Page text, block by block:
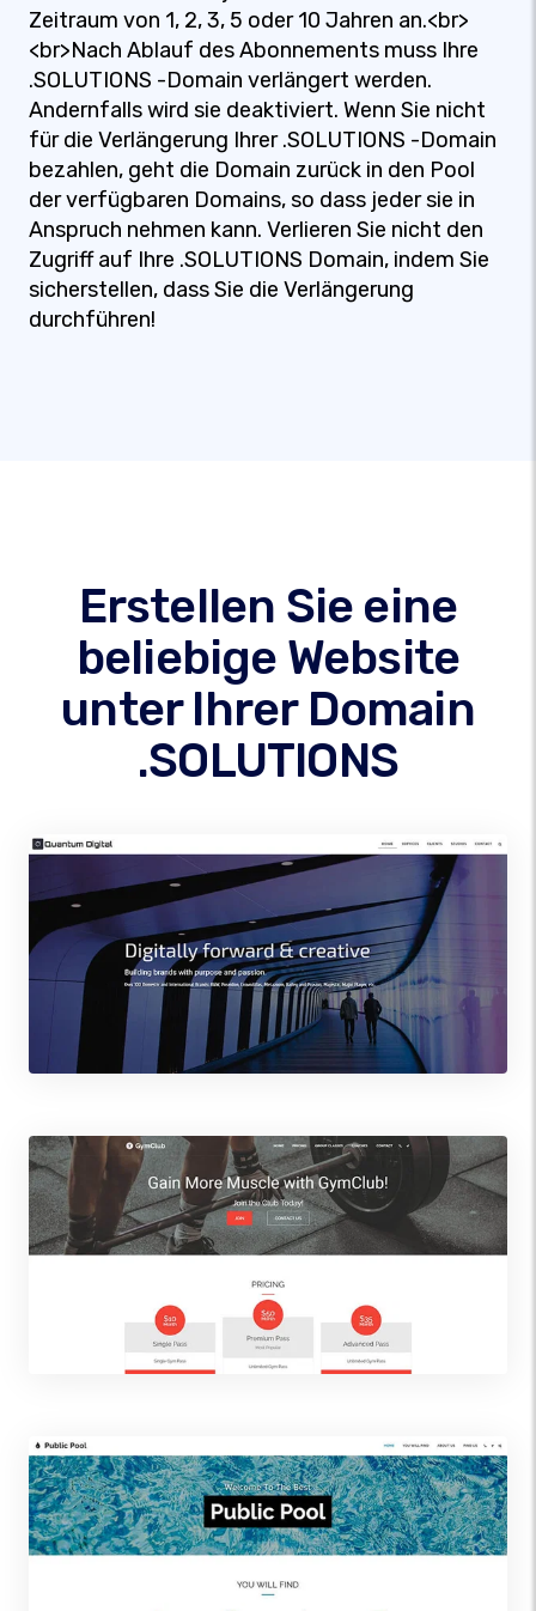
Zeitraum von 1, 2, 3, 5 oder 10 Jahren an.<br>
<br>Nach Ablauf des Abonnements muss Ihre
.SOLUTIONS -Domain verlängert werden.
Andernfalls wird sie deaktiviert. Wenn Sie nicht
für die Verlängerung Ihrer .SOLUTIONS -Domain
bezahlen, geht die Domain zurück in den Pool
der verfügbaren Domains, so dass jeder sie in
Anspruch nehmen kann. Verlieren Sie nicht den
Zugriff auf Ihre .SOLUTIONS Domain, indem Sie
sicherstellen, dass Sie die Verlängerung
durchführen!
Erstellen Sie eine
beliebige Website
unter Ihrer Domain
.SOLUTIONS